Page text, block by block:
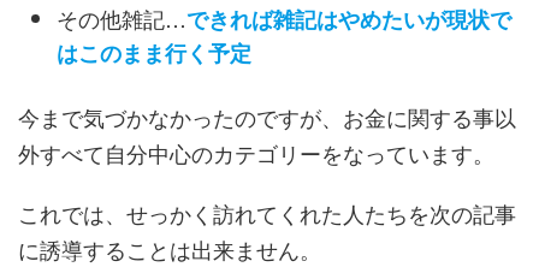
その他雑記…できれば雑記はやめたいが現状で
はこのまま行く予定
今まで気づかなかったのですが、お金に関する事以
外すべて自分中心のカテゴリーをなっています。
これでは、せっかく訪れてくれた人たちを次の記事
に誘導することは出来ません。